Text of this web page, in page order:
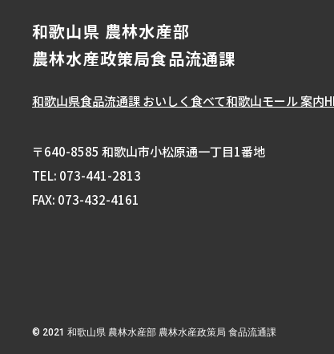
和歌山県 農林水産部
農林水産政策局食品流通課
和歌山県食品流通課おいしく食べて和歌山モール 案内
〒640-8585 和歌山市小松原通一丁目1番地
TEL: 073-441-2813
FAX: 073-432-4161
© 2021 和歌山県 農林水産部 農林水産政策局 食品流通課